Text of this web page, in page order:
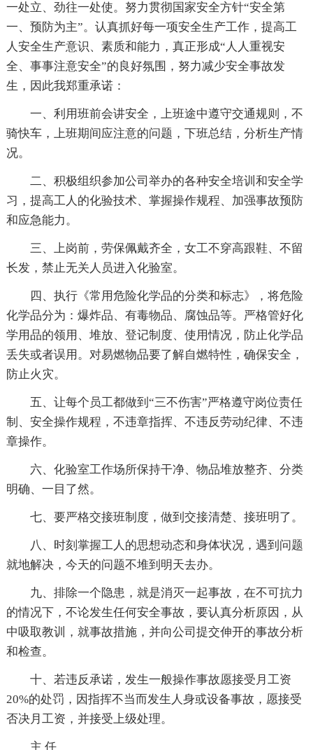
一处立、劲往一处使。努力贯彻国家安全方针“安全第
一、预防为主”。认真抓好每一项安全生产工作，提高工
人安全生产意识、素质和能力，真正形成“人人重视安
全、事事注意安全”的良好氛围，努力减少安全事故发
生，因此我郑重承诺：
一、利用班前会讲安全，上班途中遵守交通规则，不
骑快车，上班期间应注意的问题，下班总结，分析生产情
况。
二、积极组织参加公司举办的各种安全培训和安全学
习，提高工人的化验技术、掌握操作规程、加强事故预防
和应急能力。
三、上岗前，劳保佩戴齐全，女工不穿高跟鞋、不留
长发，禁止无关人员进入化验室。
四、执行《常用危险化学品的分类和标志》，将危险
化学品分为：爆炸品、有毒物品、腐蚀品等。严格管好化
学用品的领用、堆放、登记制度、使用情况，防止化学品
丢失或者误用。对易燃物品要了解自燃特性，确保安全，
防止火灾。
五、让每个员工都做到“三不伤害”严格遵守岗位责任
制、安全操作规程，不违章指挥、不违反劳动纪律、不违
章操作。
六、化验室工作场所保持干净、物品堆放整齐、分类
明确、一目了然。
七、要严格交接班制度，做到交接清楚、接班明了。
八、时刻掌握工人的思想动态和身体状况，遇到问题
就地解决，今天的问题不堆到明天去办。
九、排除一个隐患，就是消灭一起事故，在不可抗力
的情况下，不论发生任何安全事故，要认真分析原因，从
中吸取教训，就事故措施，并向公司提交伸开的事故分析
和检查。
十、若违反承诺，发生一般操作事故愿接受月工资
20%的处罚，因指挥不当而发生人身或设备事故，愿接受
否决月工资，并接受上级处理。
主 任_____________